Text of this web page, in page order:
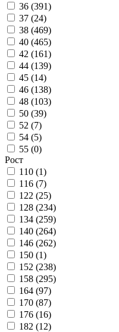
36 (391)
37 (24)
38 (469)
40 (465)
42 (161)
44 (139)
45 (14)
46 (138)
48 (103)
50 (39)
52 (7)
54 (5)
55 (0)
Рост
110 (1)
116 (7)
122 (25)
128 (234)
134 (259)
140 (264)
146 (262)
150 (1)
152 (238)
158 (295)
164 (97)
170 (87)
176 (16)
182 (12)